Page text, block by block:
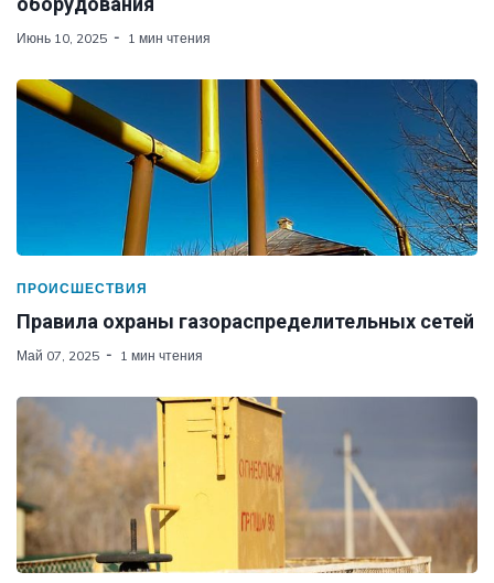
Июнь 10, 2025 1 мин чтения
ПРОИСШЕСТВИЯ
Правила охраны газораспределительных сетей
Май 07, 2025 1 мин чтения